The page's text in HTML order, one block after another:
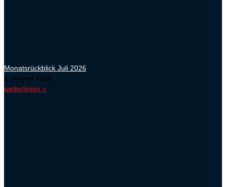
Monatsrückblick Juli 2026
1. August 2026
weiterlesen »